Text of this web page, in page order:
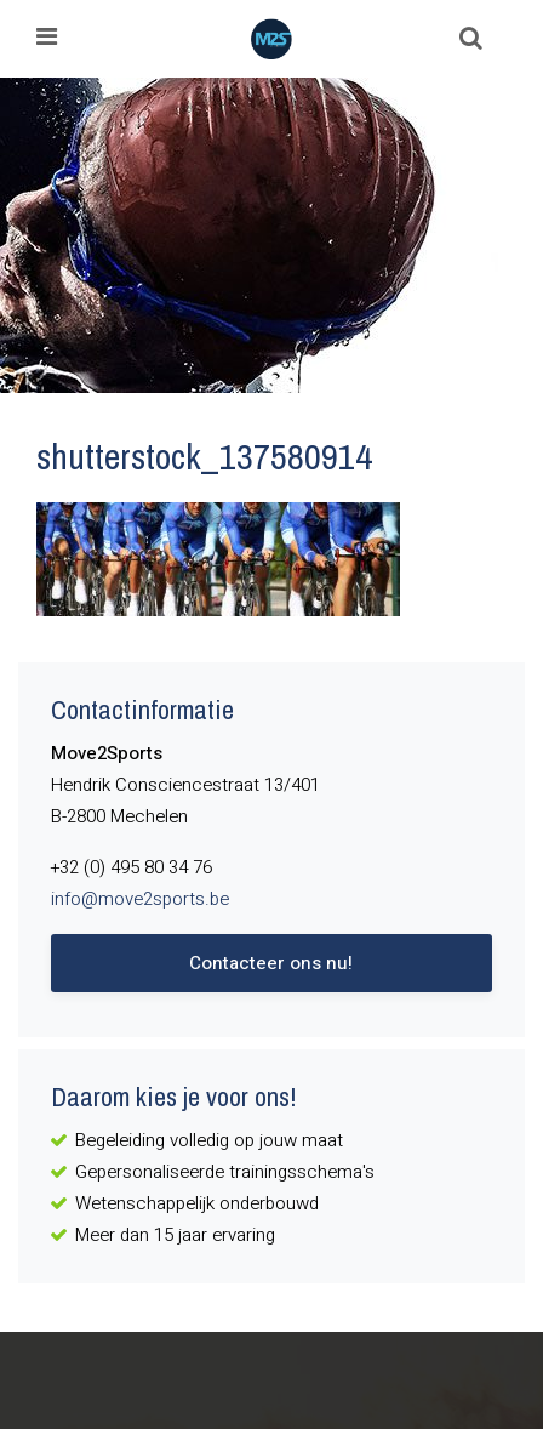
shutterstock_137580914
Contactinformatie
Move2Sports
Hendrik Consciencestraat 13/401
B-2800 Mechelen
+32 (0) 495 80 34 76
info@move2sports.be
Contacteer ons nu!
Daarom kies je voor ons!
Begeleiding volledig op jouw maat
Gepersonaliseerde trainingsschema's
Wetenschappelijk onderbouwd
Meer dan 15 jaar ervaring